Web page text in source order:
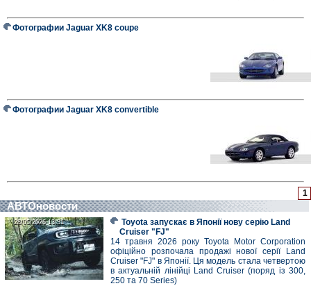
Фотографии Jaguar XK8 coupe
Фотографии Jaguar XK8 convertible
1
АВТОновости
28/05/2026 13:31
28/05/2026 13:31
Toyota запускає в Японії нову серію Land
Cruiser "FJ"
14 травня 2026 року Toyota Motor Corporation
офіційно розпочала продажі нової серії Land
Cruiser "FJ" в Японії. Ця модель стала четвертою
в актуальній лінійці Land Cruiser (поряд із 300,
250 та 70 Series)